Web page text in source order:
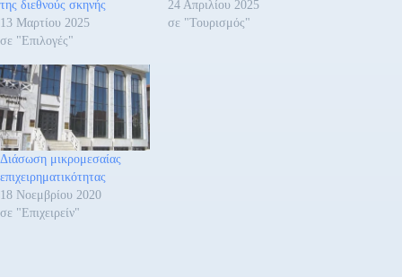
της διεθνούς σκηνής
13 Μαρτίου 2025
σε "Επιλογές"
24 Απριλίου 2025
σε "Τουρισμός"
Διάσωση μικρομεσαίας
επιχειρηματικότητας
18 Νοεμβρίου 2020
σε "Επιχειρείν"